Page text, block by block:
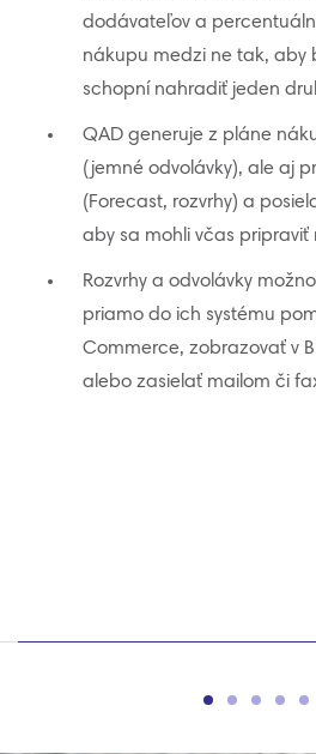
dodávateľov a
nákupu medzi ne tak, aby
schopní nahradiť jeden
QAD generuje z pláne
(jemné odvolávky), ale aj
(Forecast, rozvrhy) a
aby sa mohli včas
Rozvrhy a odvolávky
priamo do ich systému
Commerce, zobrazovať v
alebo zasielať mailom či